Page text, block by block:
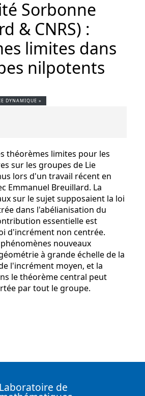
Sorbonne
& CNRS) :
limites dans
nilpotents
DYNAMIQUE »
théorèmes limites pour les
sur les groupes de Lie
lors d'un travail récent en
Emmanuel Breuillard. La
sur le sujet supposaient la loi
dans l'abélianisation du
essentielle est
d'incrément non centrée.
nouveaux
à grande échelle de la
l'incrément moyen, et la
le théorème central peut
par tout le groupe.
Laboratoire de